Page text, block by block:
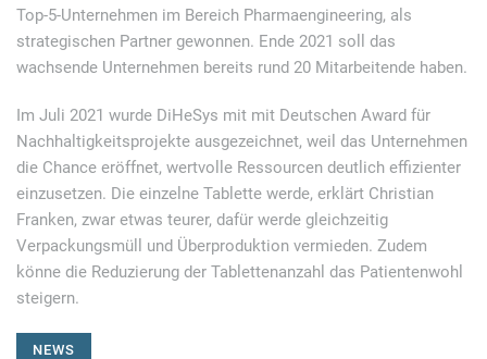
Top-5-Unternehmen im Bereich Pharmaengineering, als
strategischen Partner gewonnen. Ende 2021 soll das
wachsende Unternehmen bereits rund 20 Mitarbeitende haben.
Im Juli 2021 wurde DiHeSys mit mit Deutschen Award für
Nachhaltigkeitsprojekte ausgezeichnet, weil das Unternehmen
die Chance eröffnet, wertvolle Ressourcen deutlich effizienter
einzusetzen. Die einzelne Tablette werde, erklärt Christian
Franken, zwar etwas teurer, dafür werde gleichzeitig
Verpackungsmüll und Überproduktion vermieden. Zudem
könne die Reduzierung der Tablettenanzahl das Patientenwohl
steigern.
NEWS